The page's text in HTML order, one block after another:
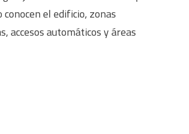
el edificio, zonas
accesos automáticos y áreas